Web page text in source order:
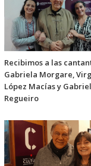
Recibimos a las
Gabriela Morgare,
López Macías y
Regueiro